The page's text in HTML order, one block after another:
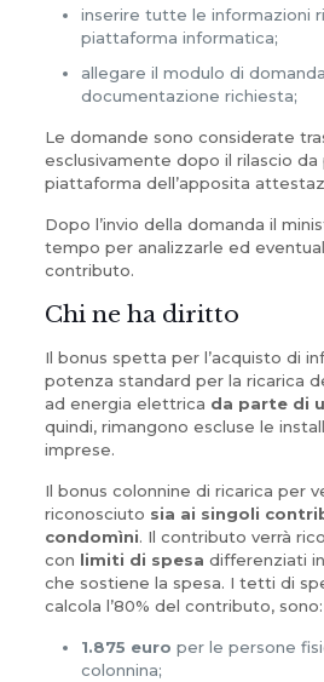
inserire tutte le informazioni
piattaforma informatica;
allegare il modulo di
documentazione richiesta;
Le domande sono considerate
esclusivamente dopo il rilascio da
piattaforma dell’apposita
Dopo l’invio della domanda il
tempo per analizzarle ed
contributo.
Chi ne ha diritto
Il bonus spetta per l’acquisto di
potenza standard per la ricarica
ad energia elettrica da parte di
quindi, rimangono escluse le
imprese.
Il bonus colonnine di ricarica per
riconosciuto sia ai singoli
condomìni. Il contributo verrà
con limiti di spesa differenziati
che sostiene la spesa. I tetti di
calcola l’80% del contributo, sono:
1.875 euro per le persone
colonnina;